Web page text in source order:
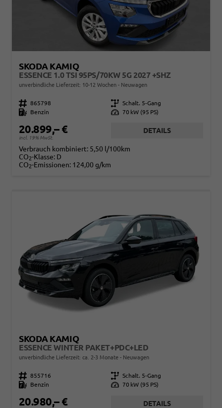
SKODA KAMIQ
ESSENCE 1.0 TSI 95PS/70KW 5G 2027 +SHZ
unverbindliche Lieferzeit: 10-12 Wochen Neuwagen
Fahrzeugnr. 865798 Getriebe Schalt. 5-Gang
Kraftstoff
Benzin Leistung 70 kW (95 PS)
20.899,– €
incl. 19% MwSt.
DETAILS
Verbrauch kombiniert: 5,50 l/100km
CO2-Klasse: D
CO2-Emissionen: 124,00 g/km
SKODA KAMIQ
ESSENCE WINTER PAKET+PDC+LED
unverbindliche Lieferzeit: ca. 2-3 Monate Neuwagen
Fahrzeugnr. 855716 Getriebe Schalt. 5-Gang
Kraftstoff
Benzin Leistung 70 kW (95 PS)
20.980,– € DETAILS